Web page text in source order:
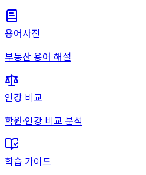
용어사전
부동산 용어 해설
인강 비교
학원·인강 비교 분석
학습 가이드